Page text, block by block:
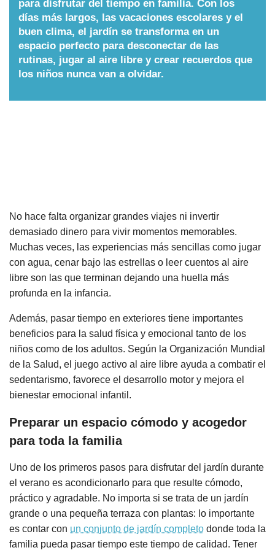
Nombres
Cuentos
para disfrutar del tiempo en familia. Con los
días más largos, las vacaciones escolares y el
buen clima, el jardín se transforma en un
espacio perfecto para desconectar de las
rutinas, jugar al aire libre y crear recuerdos que
los niños nunca van a olvidar.
No hace falta organizar grandes viajes ni invertir
demasiado dinero para vivir momentos memorables.
Muchas veces, las experiencias más sencillas como jugar
con agua, cenar bajo las estrellas o leer cuentos al aire
libre son las que terminan dejando una huella más
profunda en la infancia.
Además, pasar tiempo en exteriores tiene importantes
beneficios para la salud física y emocional tanto de los
niños como de los adultos. Según la Organización Mundial
de la Salud, el juego activo al aire libre ayuda a combatir el
sedentarismo, favorece el desarrollo motor y mejora el
bienestar emocional infantil.
Preparar un espacio cómodo y acogedor
para toda la familia
Uno de los primeros pasos para disfrutar del jardín durante
el verano es acondicionarlo para que resulte cómodo,
práctico y agradable. No importa si se trata de un jardín
grande o una pequeña terraza con plantas: lo importante
es contar con un conjunto de jardín completo donde toda la
familia pueda pasar tiempo este tiempo de calidad. Tener